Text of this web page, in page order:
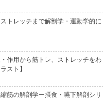
トレッチまで解剖学・運動学的に
作用から筋トレ、ストレッチをわ
スト】
縮筋の解剖学ー摂食・嚥下解剖シリ